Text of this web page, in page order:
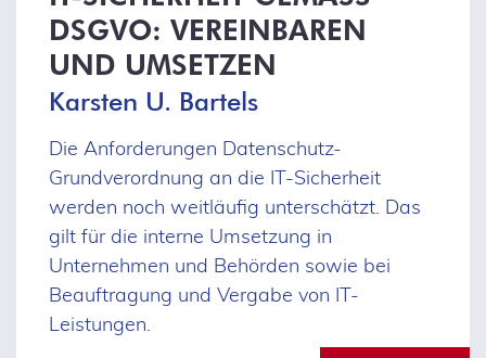
SGVO: VEREINBAREN U
ND UMSETZEN
Karsten U. Bartels
Die Anforderungen Datenschutz-
Grundverordnung an die IT-Sicherheit
werden noch weitläufig unterschätzt. Das
gilt für die interne Umsetzung in
Unternehmen und Behörden sowie bei
Beauftragung und Vergabe von IT-
Leistungen.